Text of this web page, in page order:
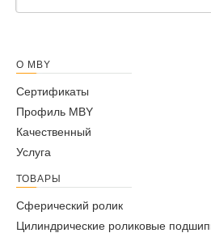
О MBY
Сертификаты
Профиль MBY
Качественный
Услуга
ТОВАРЫ
Сферический ролик
Цилиндрические роликовые